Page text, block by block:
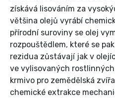
získává lisováním za
většina olejů vyrábí
přírodní suroviny se olej
rozpouštědlem, které se
rezidua zůstávají jak v
ve vylisovaných
krmivo pro zemědělská
chemické extrakce